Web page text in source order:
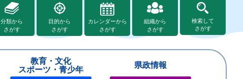
分類から
さがす
目的から
さがす
カレンダーから
さがす
組織から
さがす
検索して
さがす
教育・文化
スポーツ・青少年
県政情報